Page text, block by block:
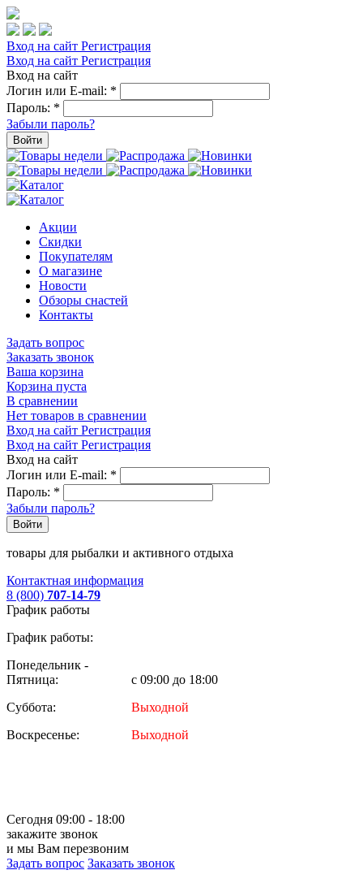
Вход на сайт Регистрация
Вход на сайт Регистрация
Вход на сайт
Логин или E-mail: *
Пароль: *
Забыли пароль?
Войти
Акции
Скидки
Покупателям
О магазине
Новости
Обзоры снастей
Контакты
Задать вопрос
Заказать звонок
Ваша корзина
Корзина пуста
В сравнении
Нет товаров в сравнении
Вход на сайт Регистрация
Вход на сайт Регистрация
Вход на сайт
Логин или E-mail: *
Пароль: *
Забыли пароль?
Войти
товары для рыбалки и активного отдыха
Контактная информация
8 (800) 707-14-79
График работы
График работы:
Понедельник -
Пятница:
с 09:00 до 18:00
Суббота:
Выходной
Воскресенье:
Выходной
Сегодня 09:00 - 18:00
закажите звонок
и мы Вам перезвоним
Задать вопрос Заказать звонок